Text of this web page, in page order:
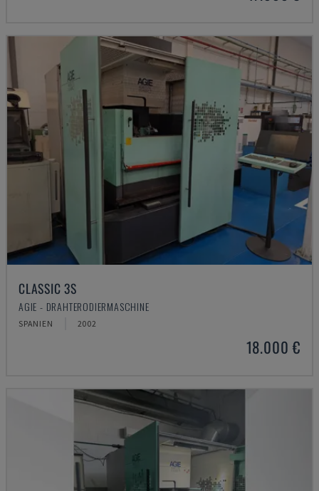
CLASSIC 3S
AGIE - DRAHTERODIERMASCHINE
SPANIEN 2002
18.000 €